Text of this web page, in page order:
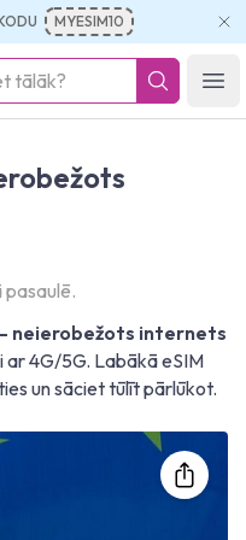
MYESIM10
pasaulē.
- neierobežots internets
4G/5G. Labākā eSIM
un sāciet tūlīt pārlūkot.